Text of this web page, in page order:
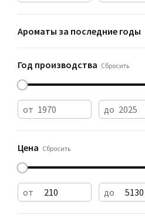
Ароматы за последние годы
Год производства Сбросить
от до
Цена Сбросить
от до